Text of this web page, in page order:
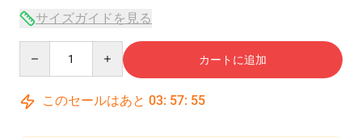
サイズガイドを見る
カートに追加
このセールはあと 03: 57: 54